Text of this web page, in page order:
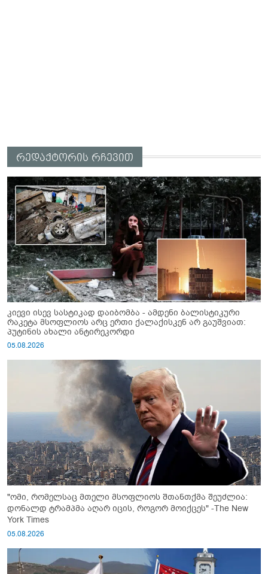
რედაქტორის რჩევით
კიევი ისევ სასტიკად დაიბომბა - ამდენი ბალისტიკური
რაკეტა მსოფლიოს არც ერთი ქალაქისკენ არ გაუშვიათ:
პუტინის ახალი ანტირეკორდი
05.08.2026
"ომი, რომელსაც მთელი მსოფლიოს შთანთქმა შეუძლია:
დონალდ ტრამპმა აღარ იცის, როგორ მოიქცეს" -The New
York Times
05.08.2026